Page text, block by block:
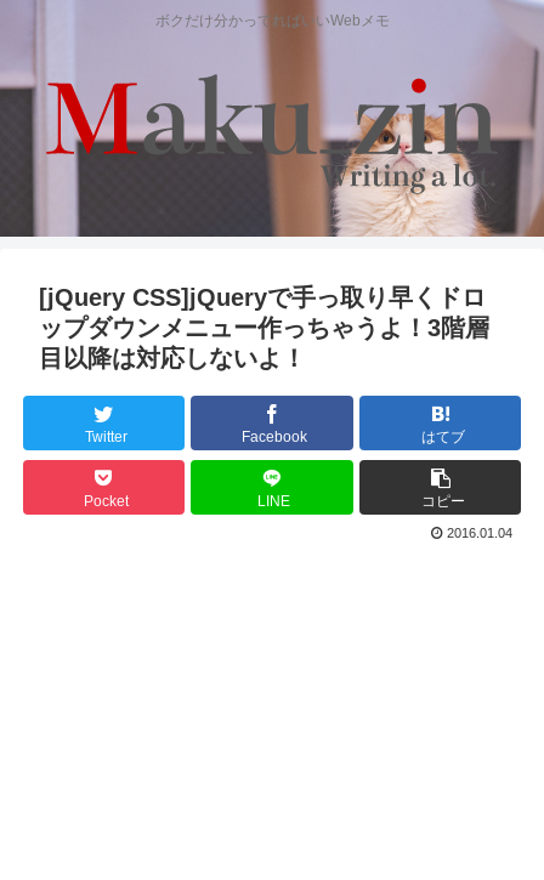
ボクだけ分かってればいいWebメモ
[jQuery CSS]jQueryで手っ取り早くドロ
ップダウンメニュー作っちゃうよ！3階層
目以降は対応しないよ！
Twitter Facebook はてブ
Pocket LINE コピー
2016.01.04